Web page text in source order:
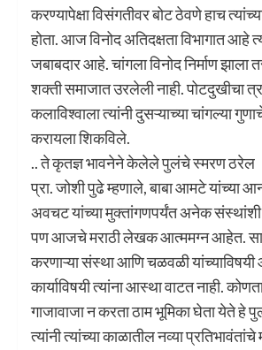
करण्यापेक्षा विसंगतीवर बोट ठेवणे हाच
होता. आज विनोद अतिदक्षता विभागात आहे
जबाबदार आहे. चांगला विनोद निर्माण झाला
शक्ती समाजात उरलेली नाही. पोटदुखीचा
कलाविश्वाला त्यांनी दुसऱ्याच्या चांगल्या
करायला शिकविले.
.. ते कृतज्ञ भावनेने केलेले पुलंचे स्मरण ठरेल
प्रा. जोशी पुढे म्हणाले, बाबा आमटे यांच्या
अवचट यांच्या मुक्तांगणपर्यंत अनेक
पण आजचे मराठी लेखक आत्ममग्न आहेत.
करणाऱ्या संस्था आणि चळवळी यांच्याविषयी
कार्याविषयी त्यांना आस्था वाटत नाही.
गाजावाजा न करता ठाम भूमिका घेता येते हे
त्यांनी त्यांच्या काळातील नव्या